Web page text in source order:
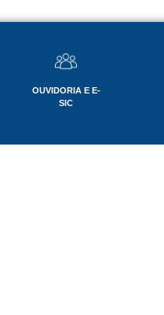
OUVIDORIA E E-
SIC